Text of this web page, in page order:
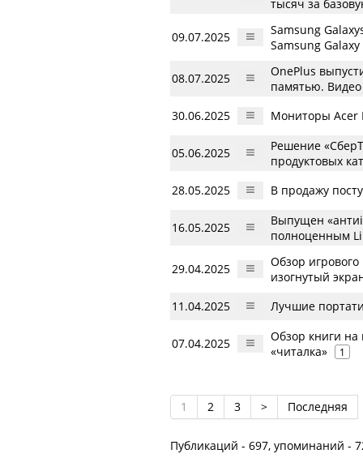
тысяч за
09.07.2025
Samsung
Samsung
08.07.2025
OnePlus
памятью. Видео
30.06.2025
Мониторы Acer
05.06.2025
Решение
продуктовых
28.05.2025
В продажу
16.05.2025
Выпущен
полноценным
29.04.2025
Обзор
изогнутый
11.04.2025
Лучшие
07.04.2025
Обзор книги на
«читалка»
1
1 2 3 > Последняя
Публикаций - 697, упоминаний -